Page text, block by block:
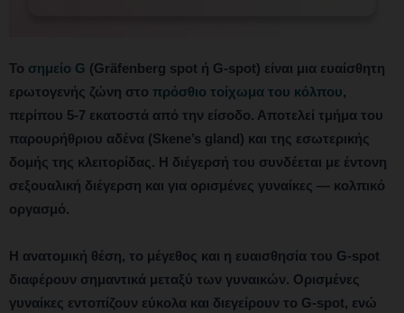
Το σημείο G (Gräfenberg spot ή G-spot) είναι μια ευαίσθητη
ερωτογενής ζώνη στο πρόσθιο τοίχωμα του κόλπου,
περίπου 5-7 εκατοστά από την είσοδο. Αποτελεί τμήμα του
παρουρήθριου αδένα (Skene’s gland) και της εσωτερικής
δομής της κλειτορίδας. Η διέγερσή του συνδέεται με έντονη
σεξουαλική διέγερση και για ορισμένες γυναίκες — κολπικό
οργασμό.
Η ανατομική θέση, το μέγεθος και η ευαισθησία του G-spot
διαφέρουν σημαντικά μεταξύ των γυναικών. Ορισμένες
γυναίκες εντοπίζουν εύκολα και διεγείρουν το G-spot, ενώ